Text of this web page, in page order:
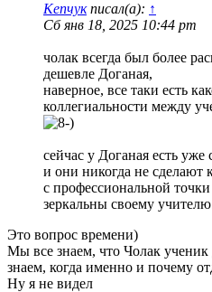
Кепчукписал(а): ↑
Сб янв 18, 2025 10:44 pm
чолак всегда был более
дешевле Доганая,
наверное, все таки есть
коллегиальности между
сейчас у Доганая есть
и они никогда не
с профессиональной
зеркальны своему
Это вопрос времени)
Мы все знаем, что Чолак ученик
знаем, когда именно и почему
Ну я не видел